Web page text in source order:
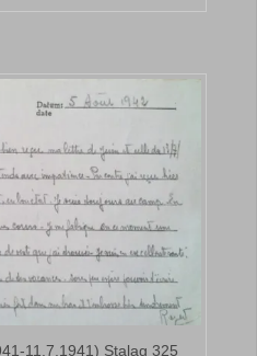
11.7.1941) Stalag 325